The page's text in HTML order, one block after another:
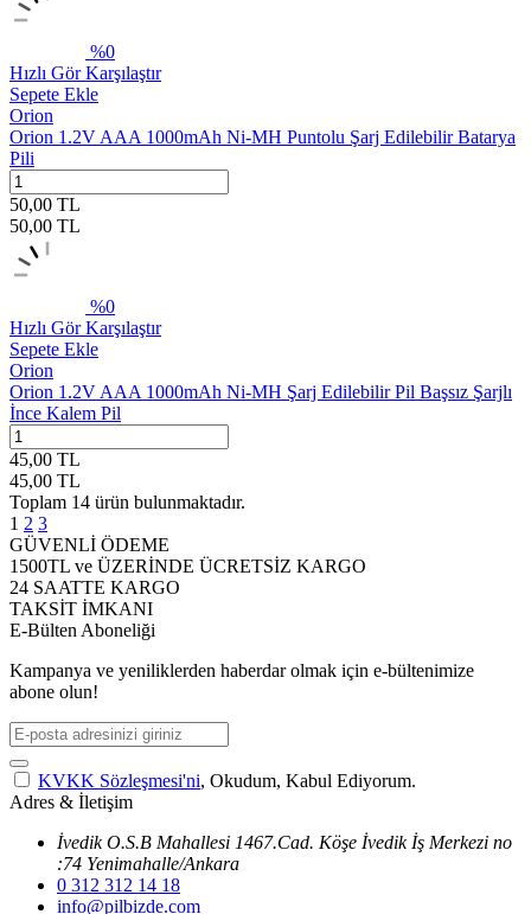
%0
Hızlı GörKarşılaştır
Sepete Ekle
Orion
Orion 1.2V AAA 1000mAh Ni-MH Puntolu Şarj Edilebilir Batarya
Pili
50,00 TL
50,00 TL
%0
Hızlı GörKarşılaştır
Sepete Ekle
Orion
Orion 1.2V AAA 1000mAh Ni-MH Şarj Edilebilir Pil Başsız Şarjlı
İnce Kalem Pil
45,00 TL
45,00 TL
Toplam 14 ürün bulunmaktadır.
1 2 3
GÜVENLİ ÖDEME
1500TL ve ÜZERİNDE ÜCRETSİZ KARGO
24 SAATTE KARGO
TAKSİT İMKANI
E-Bülten Aboneliği
Kampanya ve yeniliklerden haberdar olmak için e-bültenimize
abone olun!
KVKK Sözleşmesi'ni, Okudum, Kabul Ediyorum.
Adres & İletişim
İvedik O.S.B Mahallesi 1467.Cad. Köşe İvedik İş Merkezi no
:74 Yenimahalle/Ankara
0 312 312 14 18
info@pilbizde.com